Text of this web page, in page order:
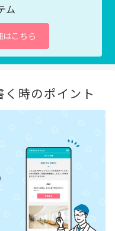
ム
こちら
く時のポイント